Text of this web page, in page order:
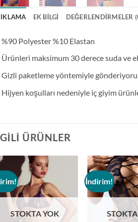
EK BILGI DEĞERLENDIRMELER
%90 Polyester %10 Elastan
Ürünleri maksimum 30 derece suda ve
Gizli paketleme yöntemiyle
Hijyen koşulları nedeniyle iç giyim
ÜRÜNLER
Add to
wishlist
STOKTA YOK
İndirim!